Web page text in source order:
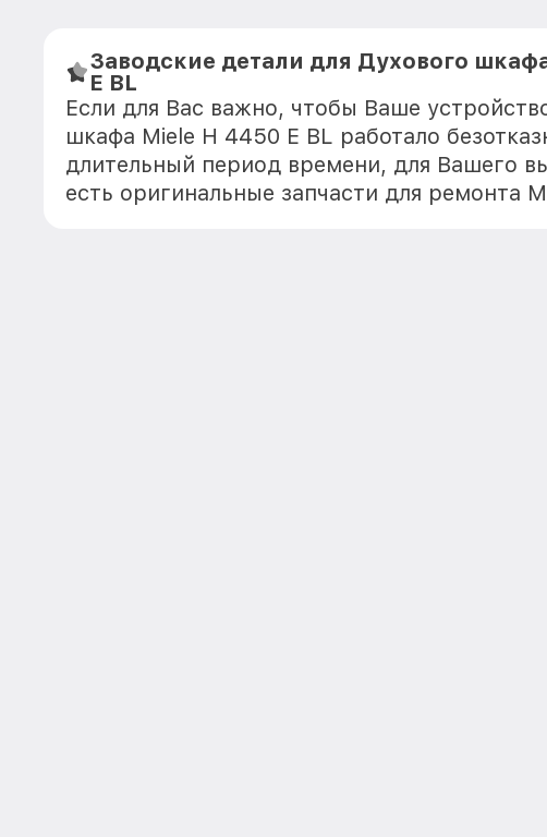
Заводские детали для Духового
E BL
Если для Вас важно, чтобы Ваше
шкафа Miele H 4450 E BL работало
длительный период времени, для Вашего
есть оригинальные запчасти для ремонта